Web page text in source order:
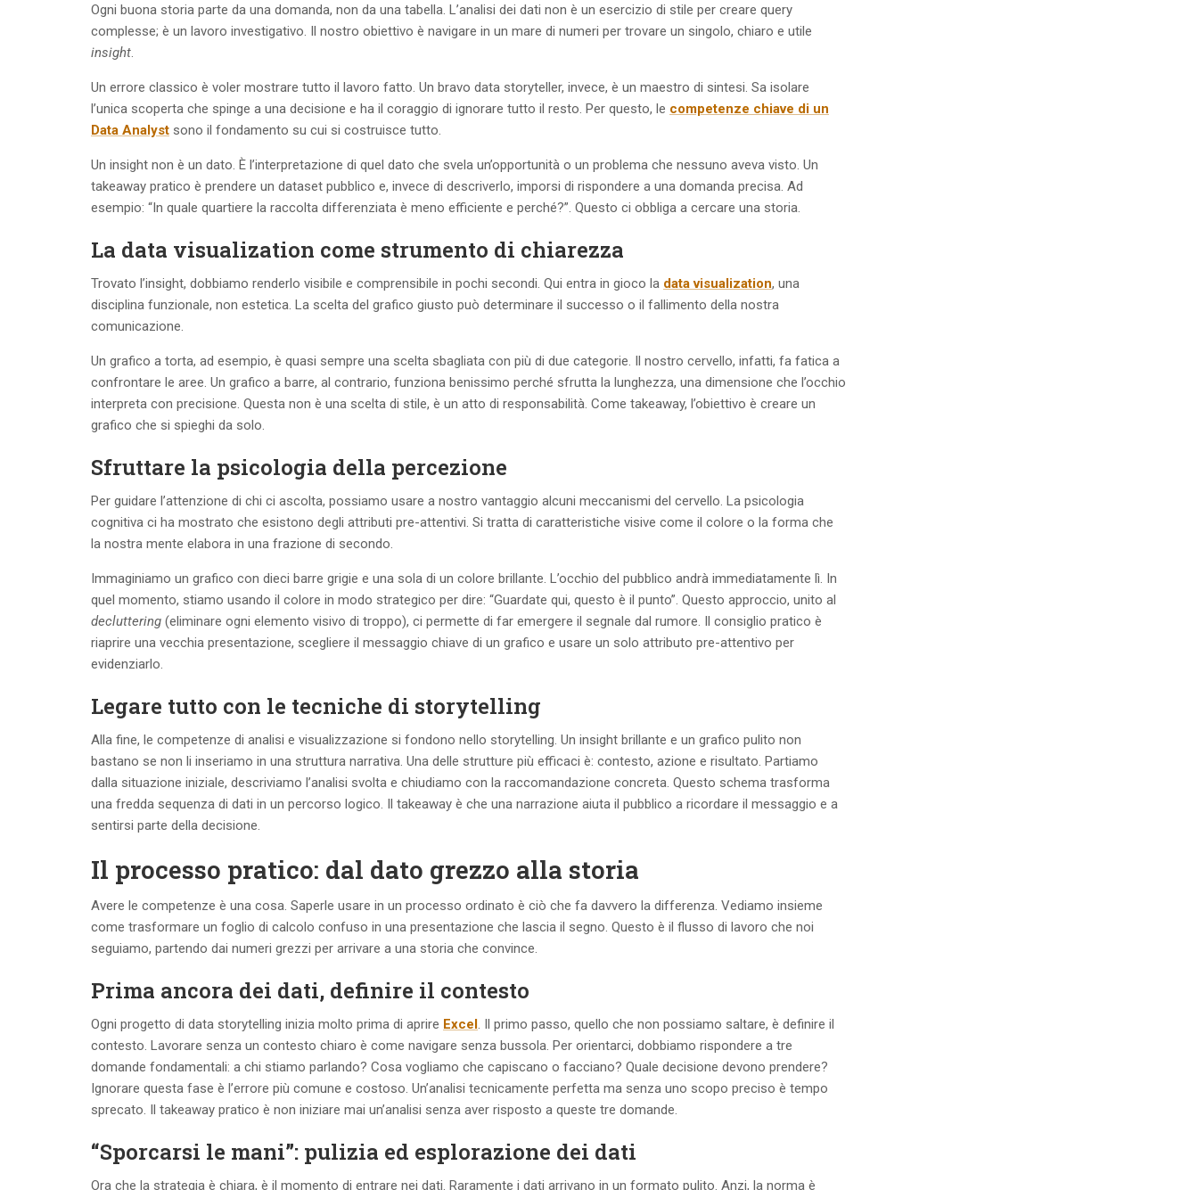
Ogni buona storia parte da una domanda, non da una tabella. L’analisi dei dati non è un esercizio di stile per creare query
complesse; è un lavoro investigativo. Il nostro obiettivo è navigare in un mare di numeri per trovare un singolo, chiaro e utile
insight.
Un errore classico è voler mostrare tutto il lavoro fatto. Un bravo data storyteller, invece, è un maestro di sintesi. Sa isolare
l’unica scoperta che spinge a una decisione e ha il coraggio di ignorare tutto il resto. Per questo, le competenze chiave di un
Data Analyst sono il fondamento su cui si costruisce tutto.
Un insight non è un dato. È l’interpretazione di quel dato che svela un’opportunità o un problema che nessuno aveva visto. Un
takeaway pratico è prendere un dataset pubblico e, invece di descriverlo, imporsi di rispondere a una domanda precisa. Ad
esempio: “In quale quartiere la raccolta differenziata è meno efficiente e perché?”. Questo ci obbliga a cercare una storia.
La data visualization come strumento di chiarezza
Trovato l’insight, dobbiamo renderlo visibile e comprensibile in pochi secondi. Qui entra in gioco la data visualization, una
disciplina funzionale, non estetica. La scelta del grafico giusto può determinare il successo o il fallimento della nostra
comunicazione.
Un grafico a torta, ad esempio, è quasi sempre una scelta sbagliata con più di due categorie. Il nostro cervello, infatti, fa fatica a
confrontare le aree. Un grafico a barre, al contrario, funziona benissimo perché sfrutta la lunghezza, una dimensione che l’occhio
interpreta con precisione. Questa non è una scelta di stile, è un atto di responsabilità. Come takeaway, l’obiettivo è creare un
grafico che si spieghi da solo.
Sfruttare la psicologia della percezione
Per guidare l’attenzione di chi ci ascolta, possiamo usare a nostro vantaggio alcuni meccanismi del cervello. La psicologia
cognitiva ci ha mostrato che esistono degli attributi pre-attentivi. Si tratta di caratteristiche visive come il colore o la forma che
la nostra mente elabora in una frazione di secondo.
Immaginiamo un grafico con dieci barre grigie e una sola di un colore brillante. L’occhio del pubblico andrà immediatamente lì. In
quel momento, stiamo usando il colore in modo strategico per dire: “Guardate qui, questo è il punto”. Questo approccio, unito al
decluttering (eliminare ogni elemento visivo di troppo), ci permette di far emergere il segnale dal rumore. Il consiglio pratico è
riaprire una vecchia presentazione, scegliere il messaggio chiave di un grafico e usare un solo attributo pre-attentivo per
evidenziarlo.
Legare tutto con le tecniche di storytelling
Alla fine, le competenze di analisi e visualizzazione si fondono nello storytelling. Un insight brillante e un grafico pulito non
bastano se non li inseriamo in una struttura narrativa. Una delle strutture più efficaci è: contesto, azione e risultato. Partiamo
dalla situazione iniziale, descriviamo l’analisi svolta e chiudiamo con la raccomandazione concreta. Questo schema trasforma
una fredda sequenza di dati in un percorso logico. Il takeaway è che una narrazione aiuta il pubblico a ricordare il messaggio e a
sentirsi parte della decisione.
Il processo pratico: dal dato grezzo alla storia
Avere le competenze è una cosa. Saperle usare in un processo ordinato è ciò che fa davvero la differenza. Vediamo insieme
come trasformare un foglio di calcolo confuso in una presentazione che lascia il segno. Questo è il flusso di lavoro che noi
seguiamo, partendo dai numeri grezzi per arrivare a una storia che convince.
Prima ancora dei dati, definire il contesto
Ogni progetto di data storytelling inizia molto prima di aprire Excel. Il primo passo, quello che non possiamo saltare, è definire il
contesto. Lavorare senza un contesto chiaro è come navigare senza bussola. Per orientarci, dobbiamo rispondere a tre
domande fondamentali: a chi stiamo parlando? Cosa vogliamo che capiscano o facciano? Quale decisione devono prendere?
Ignorare questa fase è l’errore più comune e costoso. Un’analisi tecnicamente perfetta ma senza uno scopo preciso è tempo
sprecato. Il takeaway pratico è non iniziare mai un’analisi senza aver risposto a queste tre domande.
“Sporcarsi le mani”: pulizia ed esplorazione dei dati
Ora che la strategia è chiara, è il momento di entrare nei dati. Raramente i dati arrivano in un formato pulito. Anzi, la norma è